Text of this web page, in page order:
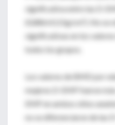
significativa entre las D-
(0,886±0,15g/cm²). No se
significativas en los
todos los grupos.
Los valores de BMD por
mujeres D-EMP fueron
EMP en ambos sitios
no se diferenciaron de las